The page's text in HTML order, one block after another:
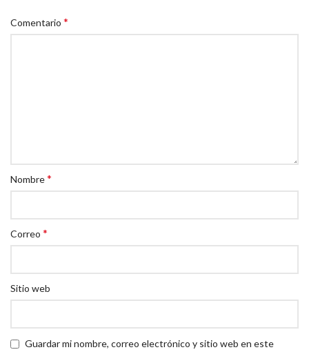
Comentario *
Nombre*
Correo *
Sitio web
Guardar mi nombre, correo electrónico y sitio web en este